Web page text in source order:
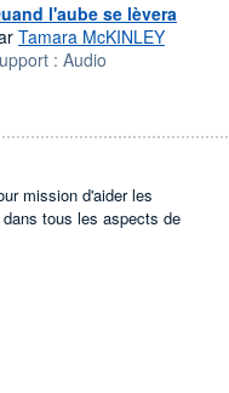
l'aube se lèvera
Tamara McKINLEY
: Audio
mission d'aider les
tous les aspects de